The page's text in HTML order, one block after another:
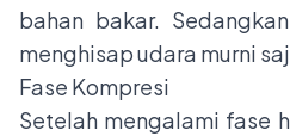
bahan bakar.
menghisap udara murni
Fase Kompresi
Setelah mengalami fase